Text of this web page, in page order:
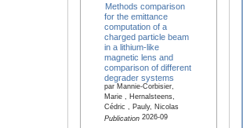
Methods comparison
for the emittance
computation of a
charged particle beam
in a lithium-like
magnetic lens and
comparison of different
degrader systems
par Mannie-Corbisier,
Marie , Hernalsteens,
Cédric , Pauly, Nicolas
Publication2026-09